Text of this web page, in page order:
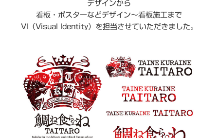
デザインから
看板・ポスターなどデザイン〜看板施工まで
VI（Visual Identity）を担当させていただきました。